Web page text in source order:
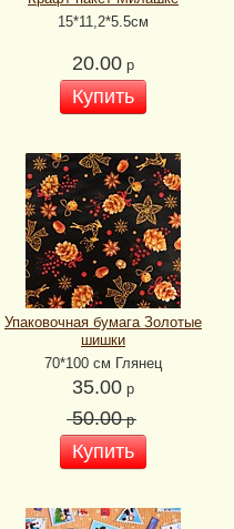
15*11,2*5.5см
20.00 р
Купить
Упаковочная бумага Золотые
шишки
70*100 см Глянец
35.00 р
50.00 р
Купить